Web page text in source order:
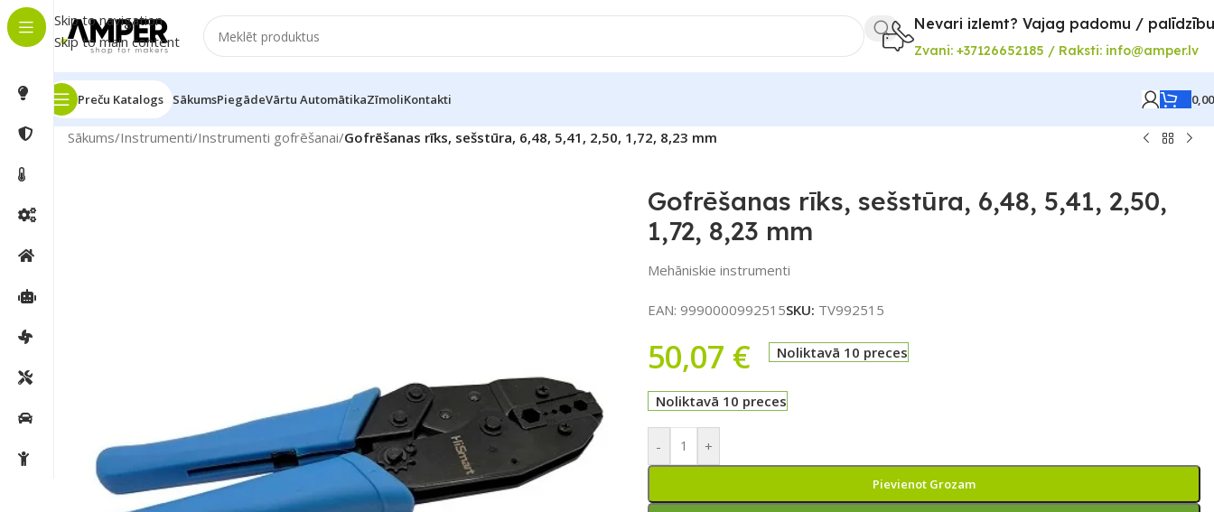
Skip to navigation
Skip to main content
Nevari izlemt? Vajag padomu /
Zvani: +37126652185 / Raksti: info@amper.lv
Preču Katalogs SākumsPiegādeVārtu AutomātikaZīmoliKontakti
Sākums/Instrumenti/Instrumenti gofrēšanai/Gofrēšanas rīks, sešstūra, 6,48, 5,41, 2,50, 1,72, 8,23 mm
Gofrēšanas rīks, sešstūra, 6,48, 5,41, 2,50,
1,72, 8,23 mm
Mehāniskie instrumenti
EAN: 9990000992515SKU: TV992515
50,07 € Noliktavā 10 preces
Noliktavā 10 preces
- +
Pievienot Grozam